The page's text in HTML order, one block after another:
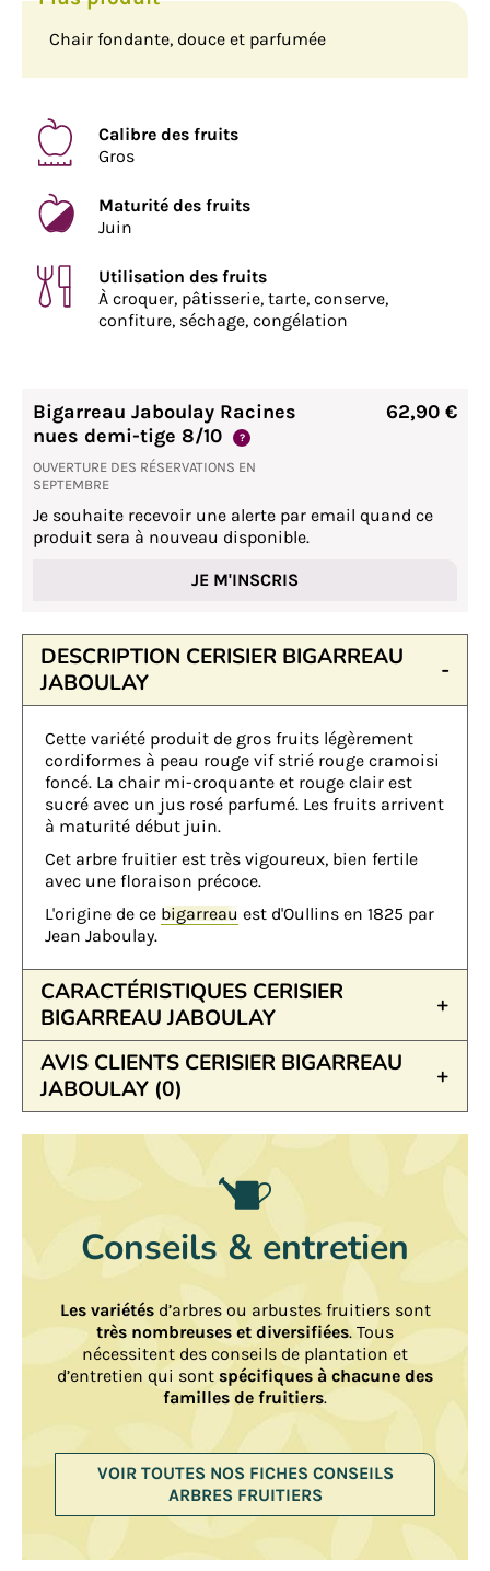
Chair fondante, douce et parfumée
Calibre des fruits
Gros
Maturité des fruits
Juin
Utilisation des fruits
À croquer, pâtisserie, tarte, conserve,
confiture, séchage, congélation
Bigarreau Jaboulay Racines
nues demi-tige 8/10
?
OUVERTURE DES RÉSERVATIONS EN
SEPTEMBRE
62,90 €
Je souhaite recevoir une alerte par email quand ce
produit sera à nouveau disponible.
JE M'INSCRIS
DESCRIPTION CERISIER BIGARREAU
JABOULAY
Cette variété produit de gros fruits légèrement
cordiformes à peau rouge vif strié rouge cramoisi
foncé. La chair mi-croquante et rouge clair est
sucré avec un jus rosé parfumé. Les fruits arrivent
à maturité début juin.
Cet arbre fruitier est très vigoureux, bien fertile
avec une floraison précoce.
L'origine de ce bigarreau est d'Oullins en 1825 par
Jean Jaboulay.
CARACTÉRISTIQUES CERISIER
BIGARREAU JABOULAY
AVIS CLIENTS CERISIER BIGARREAU
JABOULAY (0)
Conseils & entretien
Les variétésd’arbres ou arbustes fruitiers sont
très nombreuses et diversifiées. Tous
nécessitent des conseils de plantation et
d’entretien qui sont spécifiques à chacune des
familles de fruitiers.
VOIR TOUTES NOS FICHES CONSEILS
ARBRES FRUITIERS